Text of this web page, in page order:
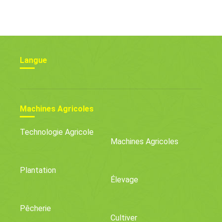
Langue
Machines Agricoles
Technologie Agricole
Machines Agricoles
Plantation
Élevage
Pêcherie
Cultiver